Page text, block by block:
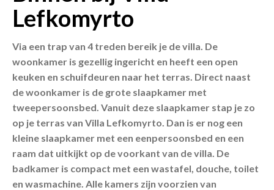
Lefkomyrto
Via een trap van 4 treden bereik je de villa. De
woonkamer is gezellig ingericht en heeft een open
keuken en schuifdeuren naar het terras. Direct naast
de woonkamer is de grote slaapkamer met
tweepersoonsbed. Vanuit deze slaapkamer stap je zo
op je terras van Villa Lefkomyrto. Dan is er nog een
kleine slaapkamer met een eenpersoonsbed en een
raam dat uitkijkt op de voorkant van de villa. De
badkamer is compact met een wastafel, douche, toilet
en wasmachine. Alle kamers zijn voorzien van